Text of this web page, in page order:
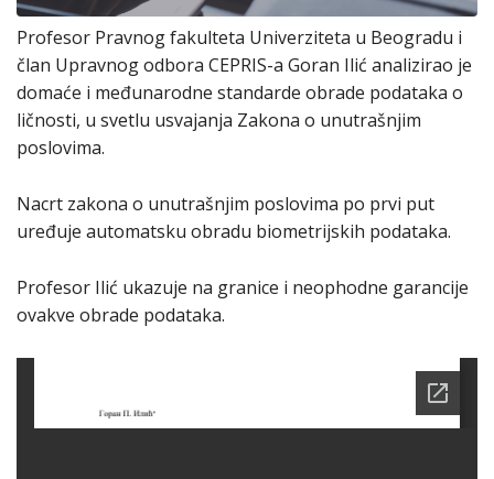
Profesor Pravnog fakulteta Univerziteta u Beogradu i
član Upravnog odbora CEPRIS-a Goran Ilić analizirao je
domaće i međunarodne standarde obrade podataka o
ličnosti, u svetlu usvajanja Zakona o unutrašnjim
poslovima.
Nacrt zakona o unutrašnjim poslovima po prvi put
uređuje automatsku obradu biometrijskih podataka.
Profesor Ilić ukazuje na granice i neophodne garancije
ovakve obrade podataka.